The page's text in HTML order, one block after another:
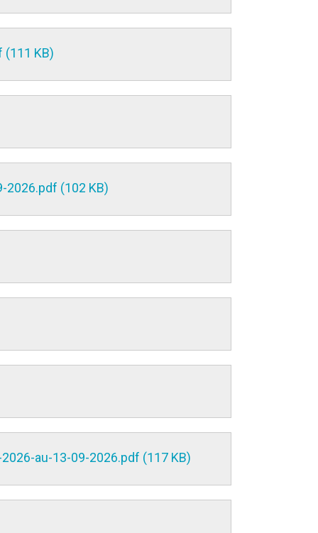
(111 KB)
(102 KB)
au-13-09-2026.pdf (117 KB)